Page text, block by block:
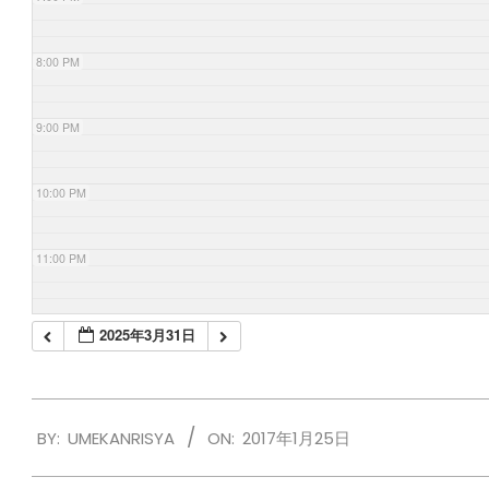
8:00 PM
9:00 PM
10:00 PM
11:00 PM
2025年3月31日
01-
BY: UMEKANRISYA ON: 2017年1月25日